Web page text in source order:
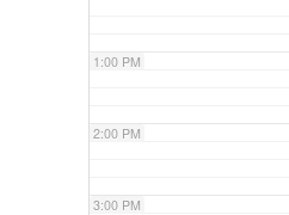
1:00 PM
2:00 PM
3:00 PM